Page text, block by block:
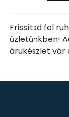
Frissítsd fel
üzletünkben!
árukészlet vár